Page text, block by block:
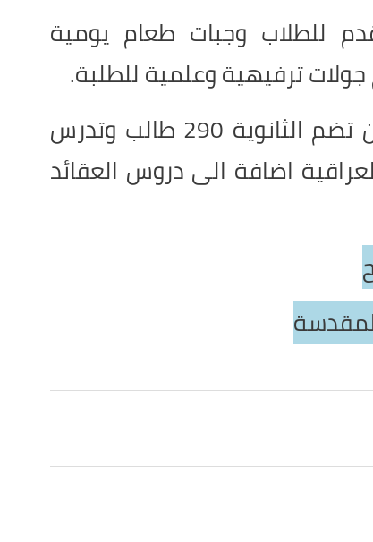
للطلاب وجبات طعام يومية
ترفيهية وعلمية للطلبة.
وتضم المدرسة 344 طالب في حين تضم الثانوية 290 طالب وتدرس
اضافة الى دروس العقائد